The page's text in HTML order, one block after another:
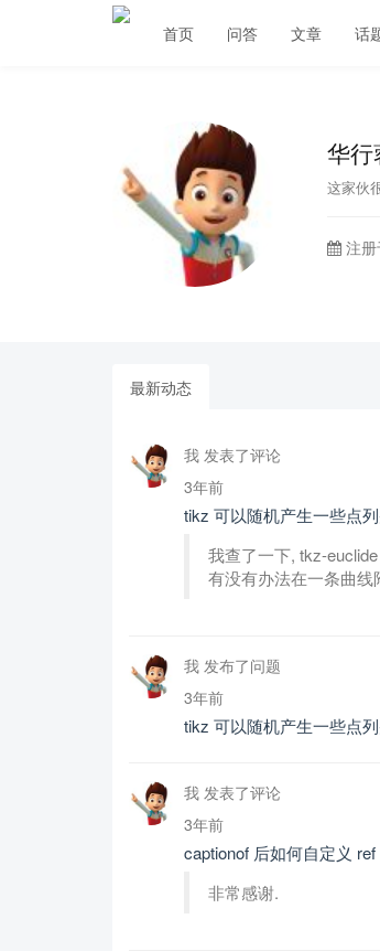
首页 问答 文章 话
华行
这家伙
注
最新动态
我 发表了评论
3年前
tikz 可以随机产生一些点
我查了一下, tkz-
有没有办法在一条曲
我 发布了问题
3年前
tikz 可以随机产生一些点
我 发表了评论
3年前
captionof 后如何自定义
非常感谢.